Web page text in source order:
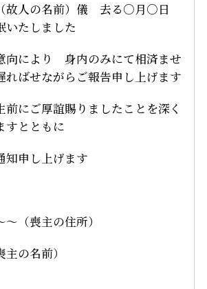
人の名前）儀 去る○月○日
たしました
向により 身内のみにて相済ませ
ればせながらご報告申し上げます
前にご厚誼賜りましたことを深く
すとともに
申し上げます
喪主の住所）
の名前）